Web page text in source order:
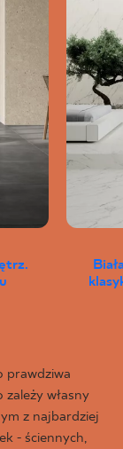
prawdziwa
własny
z najbardziej
- ściennych,